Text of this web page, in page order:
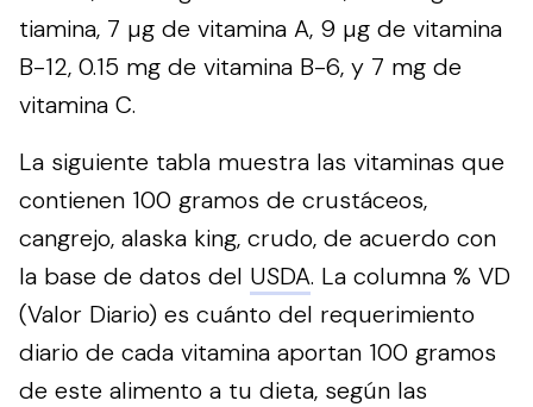
tiamina, 7 µg de vitamina A, 9 µg de vitamina
B-12, 0.15 mg de vitamina B-6, y 7 mg de
vitamina C.
La siguiente tabla muestra las vitaminas que
contienen 100 gramos de crustáceos,
cangrejo, alaska king, crudo, de acuerdo con
la base de datos del USDA. La columna % VD
(Valor Diario) es cuánto del requerimiento
diario de cada vitamina aportan 100 gramos
de este alimento a tu dieta, según las